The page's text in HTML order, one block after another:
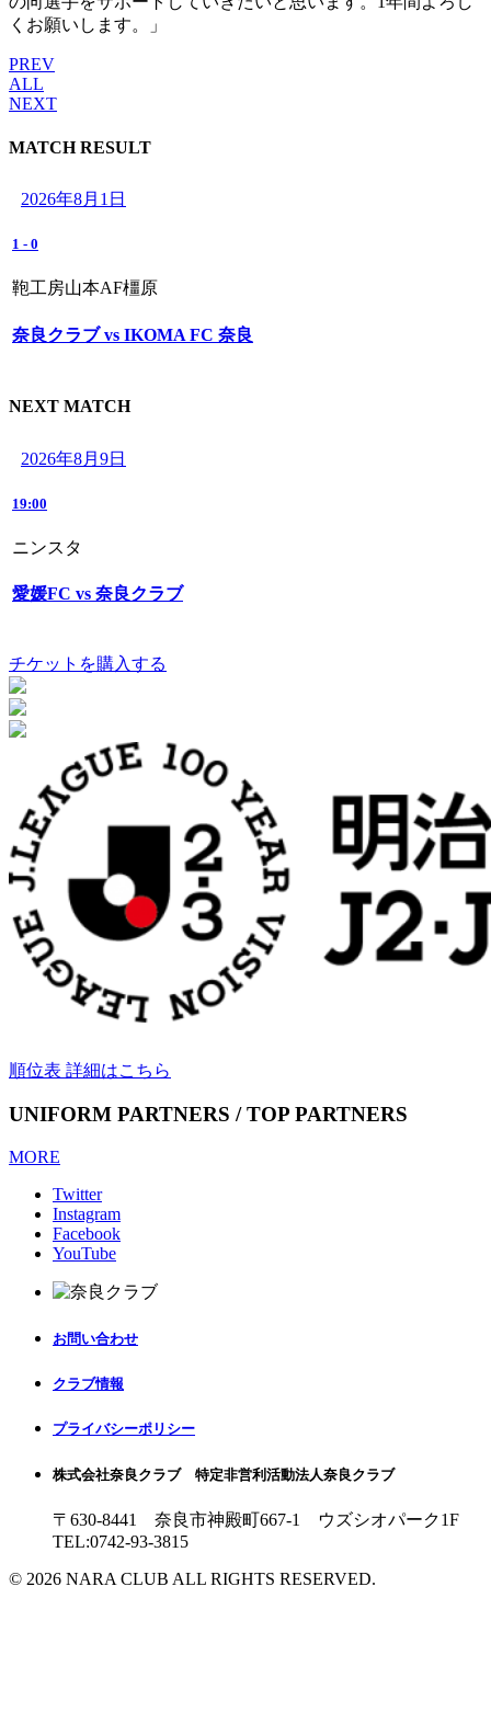
くお願いします。」
PREV
ALL
NEXT
MATCH RESULT
2026年8月1日
1 - 0
鞄工房山本AF橿原
奈良クラブ vs IKOMA FC 奈良
NEXT MATCH
2026年8月9日
19:00
ニンスタ
愛媛FC vs 奈良クラブ
チケットを購入する
順位表 詳細はこちら
UNIFORM PARTNERS / TOP PARTNERS
MORE
Twitter
Instagram
Facebook
YouTube
お問い合わせ
クラブ情報
プライバシーポリシー
株式会社奈良クラブ 特定非営利活動法人奈良クラブ
〒630-8441 奈良市神殿町667-1
ウズシオパーク1F
TEL:0742-93-3815
© 2026 NARA CLUB ALL RIGHTS RESERVED.